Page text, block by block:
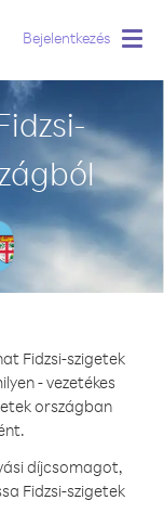
Bejelentkezés
Fidzsi-szigetek
- vezetékes
országban
díjcsomagot,
Fidzsi-szigetek